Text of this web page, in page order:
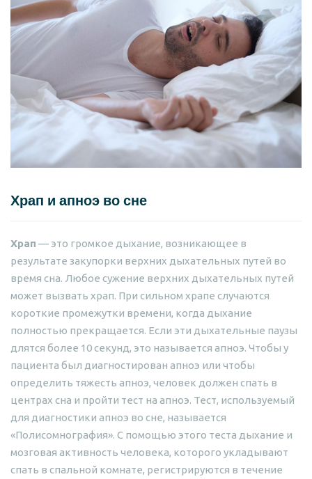
Храп и апноэ во сне
Храп — это громкое дыхание, возникающее в
результате закупорки верхних дыхательных путей во
время сна. Любое сужение верхних дыхательных путей
может вызвать храп. При сильном храпе случаются
короткие промежутки времени, когда дыхание
полностью прекращается. Если эти дыхательные паузы
длятся более 10 секунд, это называется апноэ. Чтобы у
пациента был диагностирован апноэ или чтобы
определить тяжесть апноэ, человек должен спать в
центрах сна и пройти тест на апноэ. Тест, используемый
для диагностики апноэ во сне, называется
«Полисомнография». С помощью этого теста дыхание и
мозговая активность человека, которого укладывают
спать в спальной комнате, регистрируются в течение